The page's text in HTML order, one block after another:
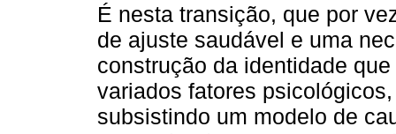
É nesta transição, que por
de ajuste saudável e uma
construção da identidade
variados fatores
subsistindo um modelo de